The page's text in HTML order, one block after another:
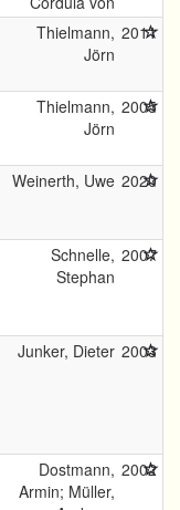
Thielmann,
Jörn
2011
Thielmann,
Jörn
2005
Weinerth, Uwe 2020
Schnelle,
Stephan
2007
Junker, Dieter 2003
Dostmann,
Armin; Müller,
2002